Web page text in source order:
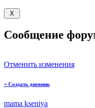
Сообщение
Отменить изменения
+ Создать дневник
mama kseniya